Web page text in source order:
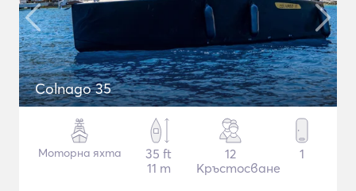
Colnago 35
Моторна яхта
35 ft
11 m
12
Кръстосване
1